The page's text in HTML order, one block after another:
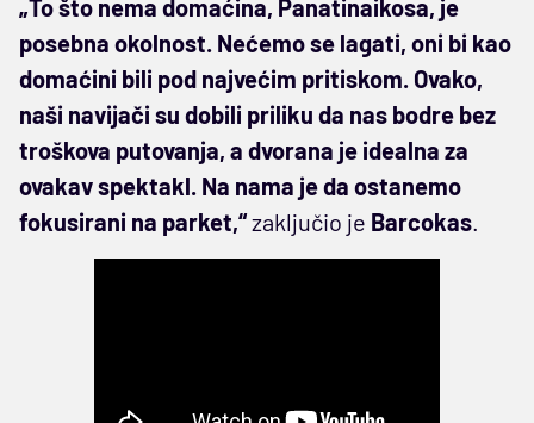
„To što nema domaćina, Panatinaikosa, je
posebna okolnost. Nećemo se lagati, oni bi kao
domaćini bili pod najvećim pritiskom. Ovako,
naši navijači su dobili priliku da nas bodre bez
troškova putovanja, a dvorana je idealna za
ovakav spektakl. Na nama je da ostanemo
fokusirani na parket,“zaključio je Barcokas.